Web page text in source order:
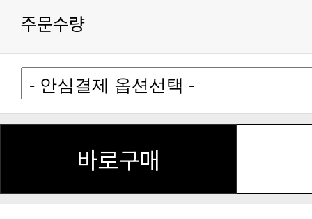
주문수량
바로구매